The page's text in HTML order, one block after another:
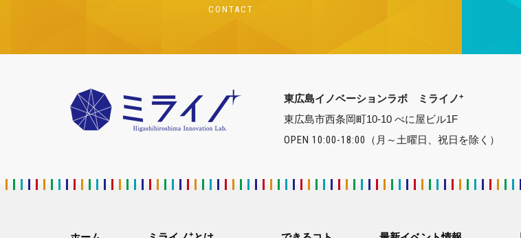
CONTACT
東広島イノベーションラボ ミライノ+
東広島市西条岡町10-10 べに屋ビル1F
OPEN 10:00-18:00 （月～土曜日、祝日を除く）
+